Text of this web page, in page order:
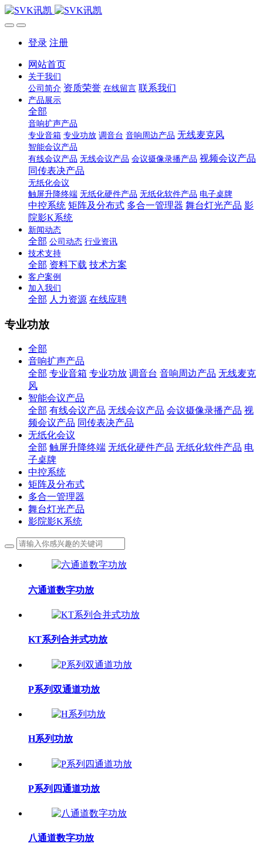
登录 注册
网站首页
关于我们
公司简介 资质荣誉 在线留言 联系我们
产品展示
全部
音响扩声产品
专业音箱 专业功放 调音台 音响周边产品 无线麦克风
智能会议产品
有线会议产品 无线会议产品 会议摄像录播产品 视频会议产品
同传表决产品
无纸化会议
触屏升降终端 无纸化硬件产品 无纸化软件产品 电子桌牌
中控系统 矩阵及分布式 多合一管理器 舞台灯光产品 影
院影K系统
新闻动态
全部 公司动态 行业资讯
技术支持
全部 资料下载 技术方案
客户案例
加入我们
全部 人力资源 在线应聘
专业功放
全部
音响扩声产品
全部 专业音箱 专业功放 调音台 音响周边产品 无线麦克
风
智能会议产品
全部 有线会议产品 无线会议产品 会议摄像录播产品 视
频会议产品 同传表决产品
无纸化会议
全部 触屏升降终端 无纸化硬件产品 无纸化软件产品 电
子桌牌
中控系统
矩阵及分布式
多合一管理器
舞台灯光产品
影院影K系统
六通道数字功放
KT系列合并式功放
P系列双通道功放
H系列功放
P系列四通道功放
八通道数字功放